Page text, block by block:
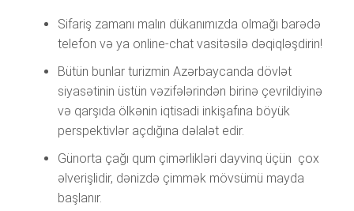
Sifariş zamanı malın dükanımızda olmağı barədə
telefon və ya online-chat vasitəsilə dəqiqləşdirin!
Bütün bunlar turizmin Azərbaycanda dövlət
siyasətinin üstün vəzifələrindən birinə çevrildiyinə
və qarşıda ölkənin iqtisadi inkişafına böyük
perspektivlər açdığına dəlalət edir.
Günorta çağı qum çimərlikləri dayvinq üçün çox
əlverişlidir, dənizdə çimmək mövsümü mayda
başlanır.